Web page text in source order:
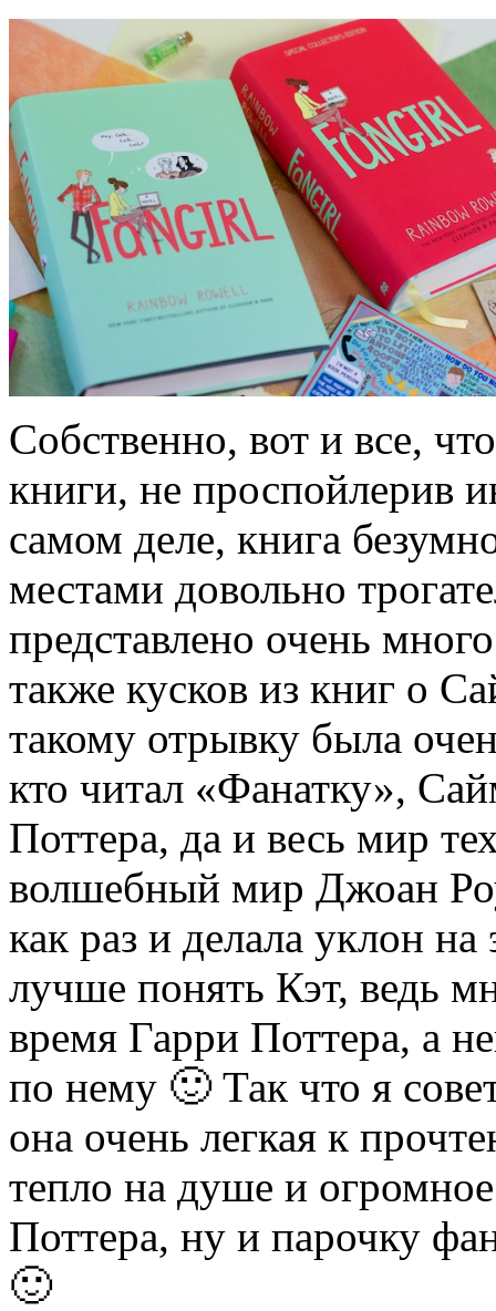
Собственно, вот и все,
книги, не проспойлерив
самом деле, книга
местами довольно
представлено очень
также кусков из книг о
такому отрывку была
кто читал «Фанатку»,
Поттера, да и весь мир
волшебный мир Джоан
как раз и делала уклон
лучше понять Кэт, ведь
время Гарри Поттера, а
по нему 🙂 Так что я
она очень легкая к
тепло на душе и
Поттера, ну и парочку
🙂